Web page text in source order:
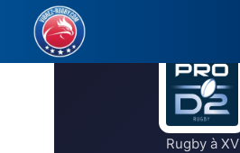
Aller
contenu
Rugby à XV